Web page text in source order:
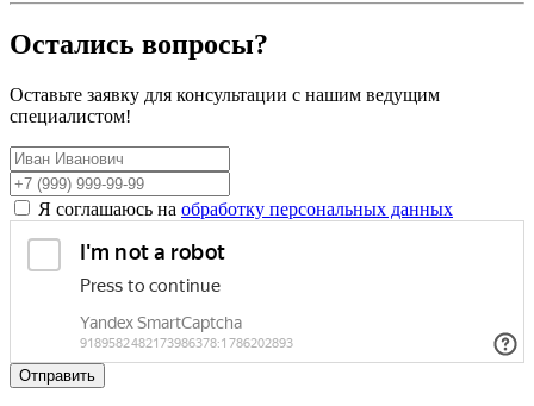
Остались вопросы?
Оставьте заявку для консультации с нашим ведущим
специалистом!
Я соглашаюсь на обработку персональных данных
Отправить